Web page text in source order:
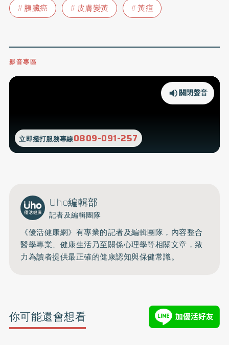
胰臟癌 皮膚變黃 黃疸
影音專區
立即撥打服務專線0809-091-257
關閉聲音
Uho編輯部
記者及編輯團隊
《優活健康網》有專業的記者及編輯團隊，內容整合
醫學專業、健康生活乃至關係心理學等相關文章，致
力為讀者提供最正確的健康認知與保健常識。
你可能還會想看